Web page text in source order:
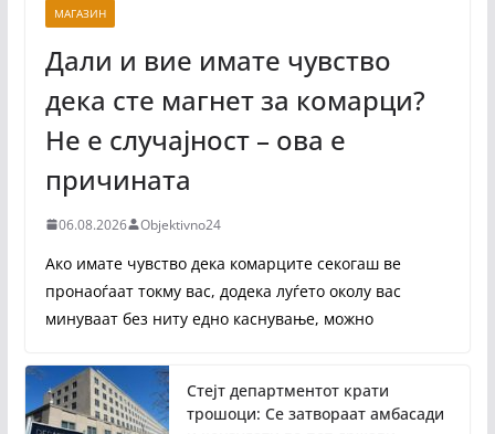
МАГАЗИН
Дали и вие имате чувство
дека сте магнет за комарци?
Не е случајност – ова е
причината
06.08.2026 Objektivno24
Ако имате чувство дека комарците секогаш ве
пронаоѓаат токму вас, додека луѓето околу вас
минуваат без ниту едно каснување, можно
Стејт департментот крати
трошоци: Се затвораат амбасади